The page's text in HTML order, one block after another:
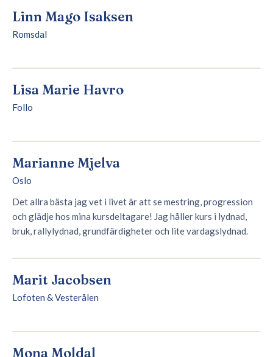
Linn Mago Isaksen
Romsdal
Lisa Marie Havro
Follo
Marianne Mjelva
Oslo
Det allra bästa jag vet i livet är att se mestring, progression
och glädje hos mina kursdeltagare! Jag håller kurs i lydnad,
bruk, rallylydnad, grundfärdigheter och lite vardagslydnad.
Marit Jacobsen
Lofoten & Vesterålen
Mona Moldal